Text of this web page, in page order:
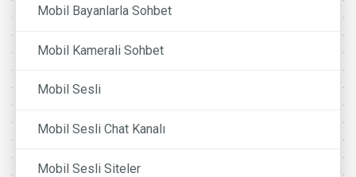
Mobil Bayanlarla Sohbet
Mobil Kamerali Sohbet
Mobil Sesli
Mobil Sesli Chat Kanalı
Mobil Sesli Siteler